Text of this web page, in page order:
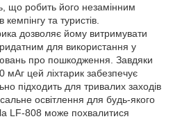
що робить його незамінним
та туристів.
дозволяє йому витримувати
для використання у
про пошкодження. Завдяки
мАг цей ліхтарик забезпечує
підходить для тривалих заходів
освітлення для будь-якого
LF-808 може похвалитися